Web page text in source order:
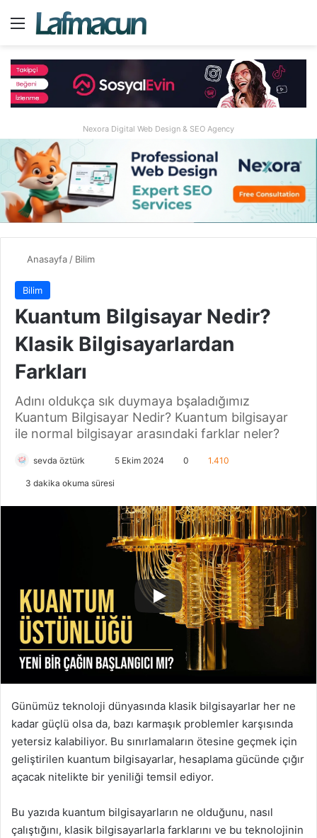
Menü
Nexora Digital Web Design & SEO Agency
Anasayfa/ Bilim
Bilim
Kuantum Bilgisayar Nedir?
Klasik Bilgisayarlardan
Farkları
Adını oldukça sık duymaya bşaladığımız
Kuantum Bilgisayar Nedir? Kuantum bilgisayar
ile normal bilgisayar arasındaki farklar neler?
sevda öztürk
i
a
ö
n
d
e
k
5 Ekim 2024 0 1.410
3 dakika okuma süresi
Günümüz teknoloji dünyasında klasik bilgisayarlar her ne
kadar güçlü olsa da, bazı karmaşık problemler karşısında
yetersiz kalabiliyor. Bu sınırlamaların ötesine geçmek için
geliştirilen kuantum bilgisayarlar, hesaplama gücünde çığır
açacak nitelikte bir yeniliği temsil ediyor.
Bu yazıda kuantum bilgisayarların ne olduğunu, nasıl
çalıştığını, klasik bilgisayarlarla farklarını ve bu teknolojinin